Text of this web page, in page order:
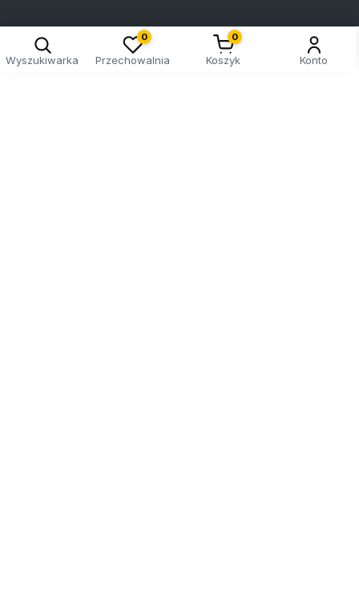
Wyszukiwarka
0
Przechowalnia
0
Koszyk Konto